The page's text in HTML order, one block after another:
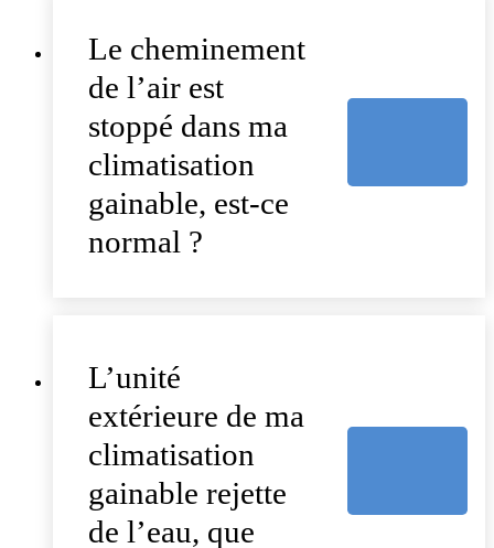
Le cheminement
de l’air est
stoppé dans ma
climatisation
gainable, est-ce
normal ?
L’unité
extérieure de ma
climatisation
gainable rejette
de l’eau, que